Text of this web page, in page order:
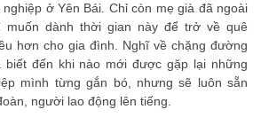
ở Yên Bái. Chỉ còn mẹ già đã ngoài
muốn dành thời gian này để trở về quê
hơn cho gia đình. Nghĩ về chặng đường
biết đến khi nào mới được gặp lại những
mình từng gắn bó, nhưng sẽ luôn sẵn
người lao động lên tiếng.